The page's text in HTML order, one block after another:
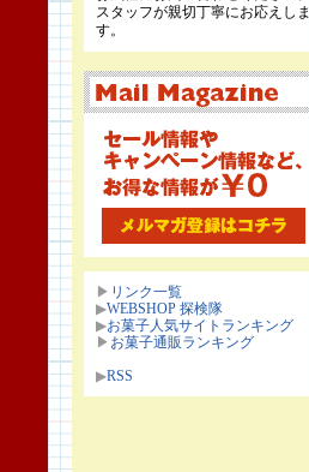
スタッフが親切丁寧にお応えしま
す。
▶ リンク一覧
▶WEBSHOP 探検隊
▶お菓子人気サイトランキング
▶ お菓子通販ランキング
▶RSS